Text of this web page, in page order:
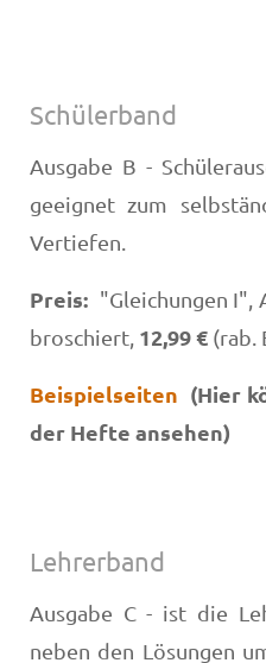
Schülerband
Ausgabe B -
geeignet zum
Vertiefen.
Preis: "Gleichungen I",
broschiert, 12,99 € (rab.
Beispielseiten (Hier
der Hefte ansehen)
Lehrerband
Ausgabe C - ist die
neben den Lösungen